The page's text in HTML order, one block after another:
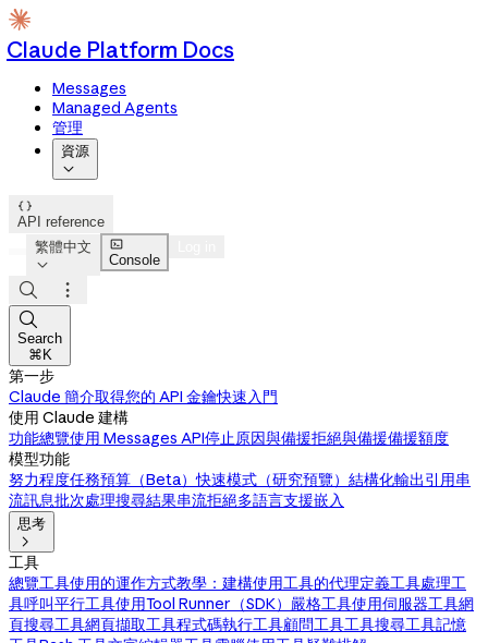
Claude Platform Docs
Messages
Managed Agents
管理
資源


API reference
繁體中文


Console



Search
⌘K
第一步
Claude 簡介取得您的 API 金鑰快速入門
使用 Claude 建構
功能總覽使用 Messages API停止原因與備援拒絕與備援備援額度
模型功能
努力程度任務預算（Beta）快速模式（研究預覽） 結構化輸出引用串
流訊息批次處理搜尋結果串流拒絕多語言支援嵌入
思考

工具
總覽工具使用的運作方式教學：建構使用工具的代理定義工具處理工
具呼叫平行工具使用Tool Runner（SDK） 嚴格工具使用伺服器工具網
頁搜尋工具網頁擷取工具程式碼執行工具顧問工具工具搜尋工具記憶